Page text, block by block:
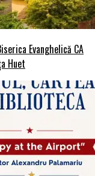
Evanghelică CA
Huet